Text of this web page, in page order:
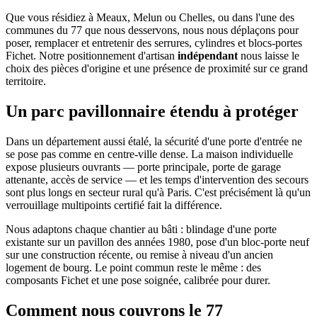
Que vous résidiez à Meaux, Melun ou Chelles, ou dans l'une des
communes du 77 que nous desservons, nous nous déplaçons pour
poser, remplacer et entretenir des serrures, cylindres et blocs-portes
Fichet. Notre positionnement d'artisan indépendant nous laisse le
choix des pièces d'origine et une présence de proximité sur ce grand
territoire.
Un parc pavillonnaire étendu à protéger
Dans un département aussi étalé, la sécurité d'une porte d'entrée ne
se pose pas comme en centre-ville dense. La maison individuelle
expose plusieurs ouvrants — porte principale, porte de garage
attenante, accès de service — et les temps d'intervention des secours
sont plus longs en secteur rural qu'à Paris. C'est précisément là qu'un
verrouillage multipoints certifié fait la différence.
Nous adaptons chaque chantier au bâti : blindage d'une porte
existante sur un pavillon des années 1980, pose d'un bloc-porte neuf
sur une construction récente, ou remise à niveau d'un ancien
logement de bourg. Le point commun reste le même : des
composants Fichet et une pose soignée, calibrée pour durer.
Comment nous couvrons le 77